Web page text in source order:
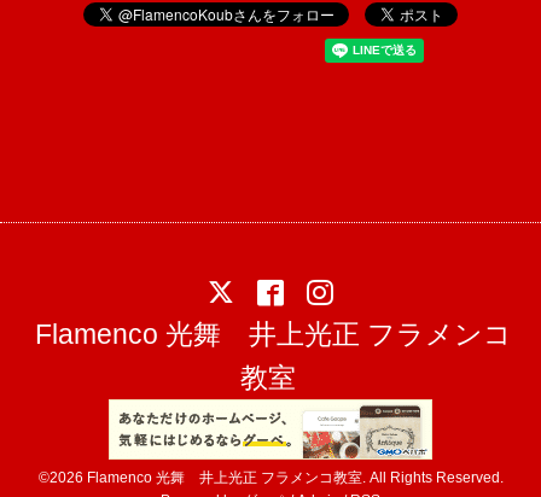
Flamenco 光舞 井上光正 フラメンコ
教室
©2026 Flamenco 光舞 井上光正 フラメンコ教室. All Rights Reserved.